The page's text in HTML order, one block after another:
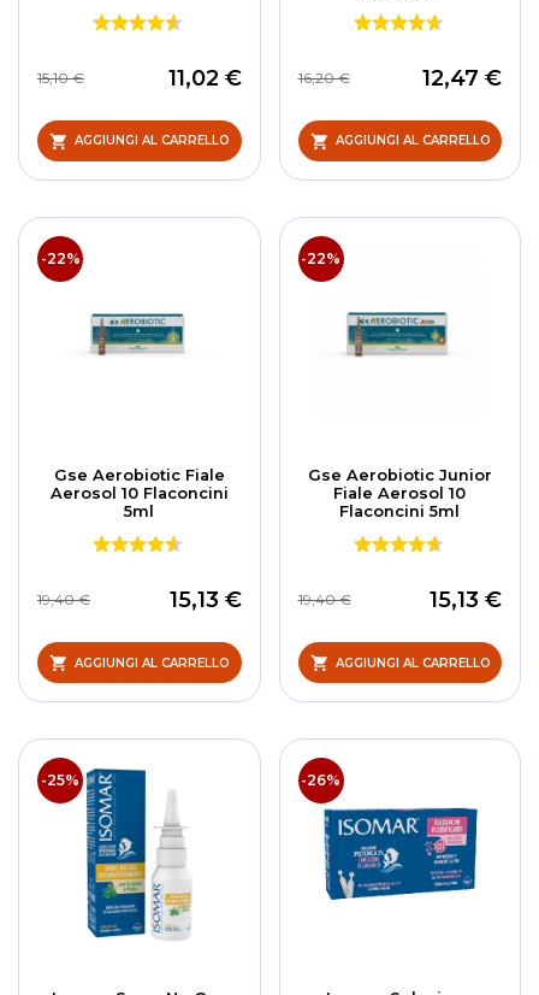
11,02 €
15,10 €
AGGIUNGI AL CARRELLO
12,47 €
16,20 €
AGGIUNGI AL CARRELLO
-22%
Gse Aerobiotic Fiale
Aerosol 10 Flaconcini
5ml
15,13 €
19,40 €
AGGIUNGI AL CARRELLO
-22%
Gse Aerobiotic Junior
Fiale Aerosol 10
Flaconcini 5ml
15,13 €
19,40 €
AGGIUNGI AL CARRELLO
-25% -26%